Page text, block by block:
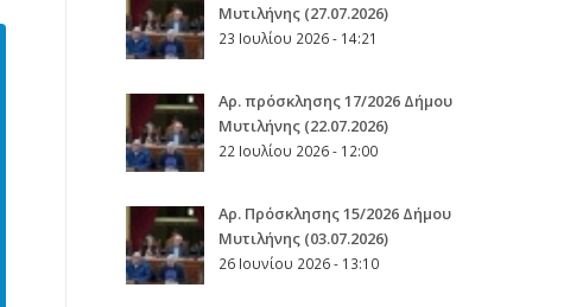
Μυτιλήνης (27.07.2026)
23 Ιουλίου 2026 - 14:21
Αρ. πρόσκλησης 17/2026 Δήμου
Μυτιλήνης (22.07.2026)
22 Ιουλίου 2026 - 12:00
Aρ. Πρόσκλησης 15/2026 Δήμου
Μυτιλήνης (03.07.2026)
26 Ιουνίου 2026 - 13:10